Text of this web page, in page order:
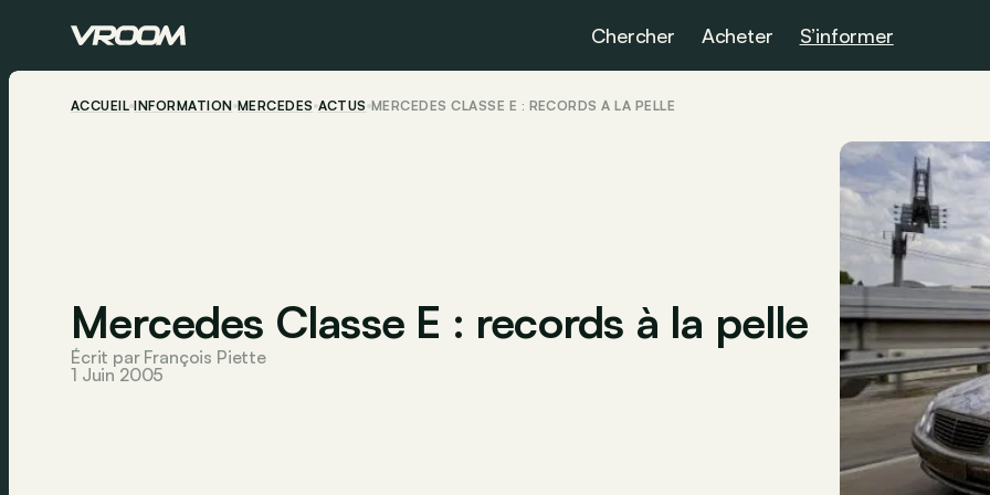
Chercher Acheter S’informer
ACCUEIL INFORMATION MERCEDES ACTUS MERCEDES CLASSE E : RECORDS À LA PELLE
Mercedes Classe E : records à la pelle
Écrit par François Piette
1 Juin 2005